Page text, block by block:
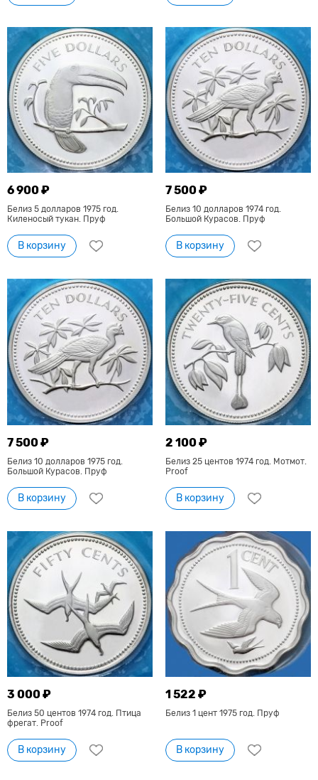
6 900 ₽
Белиз 5 долларов 1975 год.
Киленосый тукан. Пруф
В корзину
7 500 ₽
Белиз 10 долларов 1974 год.
Большой Курасов. Пруф
В корзину
7 500 ₽
Белиз 10 долларов 1975 год.
Большой Курасов. Пруф
В корзину
2 100 ₽
Белиз 25 центов 1974 год. Мотмот.
Proof
В корзину
3 000 ₽
Белиз 50 центов 1974 год. Птица
фрегат. Proof
В корзину
1 522 ₽
Белиз 1 цент 1975 год. Пруф
В корзину